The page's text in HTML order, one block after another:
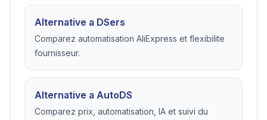
Alternative a DSers
Comparez automatisation AliExpress et flexibilite
fournisseur.
Alternative a AutoDS
Comparez prix, automatisation, IA et suivi du